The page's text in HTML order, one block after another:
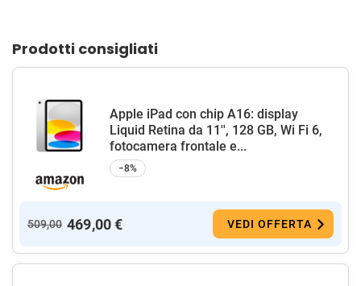
Prodotti consigliati
Apple iPad con chip A16: display
Liquid Retina da 11'', 128 GB, Wi Fi 6,
fotocamera frontale e...
−8%
509,00 469,00 € VEDI OFFERTA